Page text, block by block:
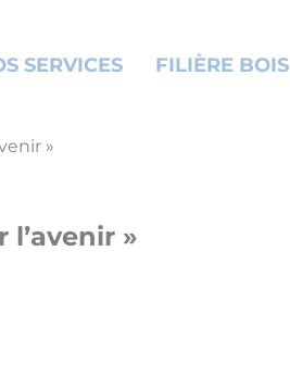
SERVICES FILIÈRE BOIS
»
»